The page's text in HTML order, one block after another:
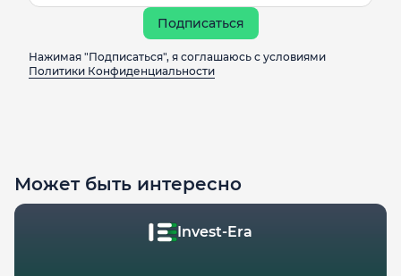
Подписаться
Нажимая "Подписаться", я соглашаюсь с условиями
Политики Конфиденциальности
Может быть интересно
Invest-Era